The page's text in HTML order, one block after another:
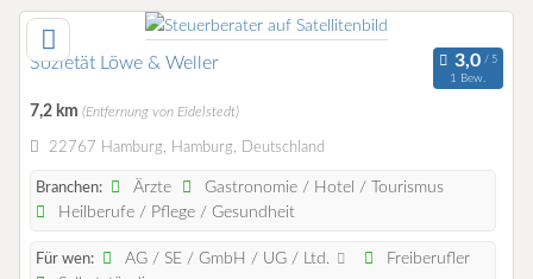
Sozietät Löwe & Weller
1 Bew.
7,2 km (Entfernung von Eidelstedt)
22767 Hamburg, Hamburg, Deutschland
Branchen: Ärzte
Gastronomie / Hotel / Tourismus
Heilberufe / Pflege / Gesundheit
Für wen: AG / SE / GmbH / UG / Ltd.
Freiberufler